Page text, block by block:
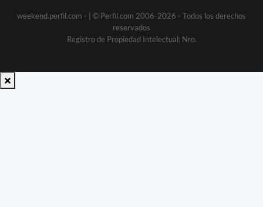
weekend.perfil.com -
| © Perfil.com 2006-2026 - Todos los derechos
reservados
Registro de Propiedad Intelectual: Nro.